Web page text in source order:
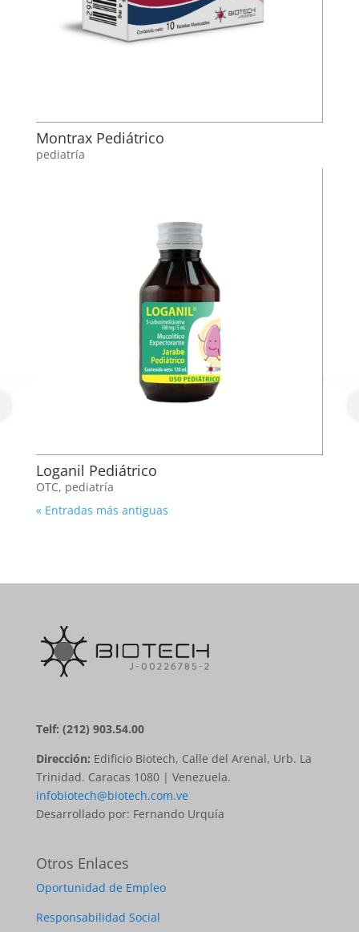
Montrax Pediátrico
pediatría
Loganil Pediátrico
OTC, pediatría
« Entradas más antiguas
Telf: (212) 903.54.00
Dirección: Edificio Biotech, Calle del Arenal, Urb. La
Trinidad. Caracas 1080 | Venezuela.
infobiotech@biotech.com.ve
Desarrollado por: Fernando Urquía
Otros Enlaces
Oportunidad de Empleo
Responsabilidad Social